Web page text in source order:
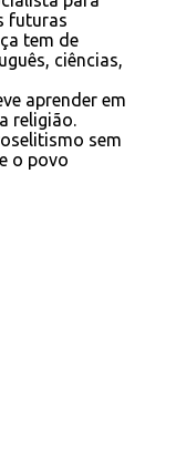
futuras
tem de
ciências,
aprender em
religião.
sem
o povo